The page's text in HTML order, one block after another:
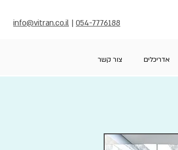
info@vitran.co.il | 054-7776188
אדריכלים צור קשר